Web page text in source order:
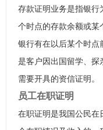
存款证明业务是指银行
个时点的存款余额或某
银行有在以后某个时点
是客户因出国留学、探
需要开具的资信证明。
员工在职证明
在职证明是我国公民在